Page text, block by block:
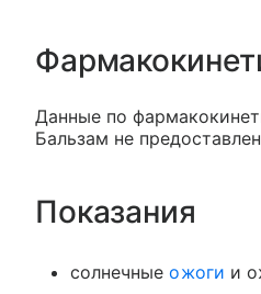
Данные по
Бальзам не
Показания
солнечныеожоги и